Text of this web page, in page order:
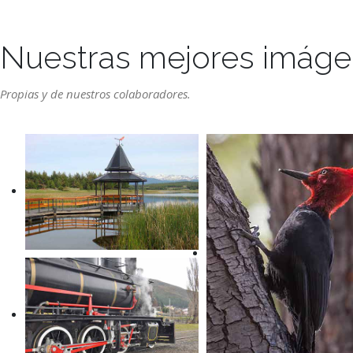
Nuestras mejores
Propias y de nuestros colaboradores.